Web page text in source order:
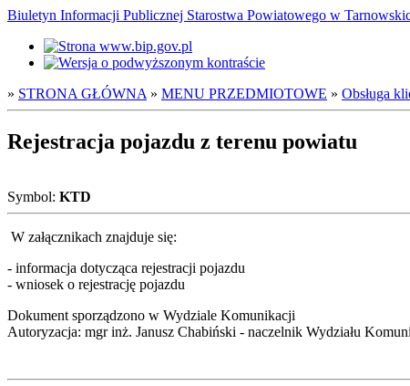
Biuletyn Informacji Publicznej Starostwa Powiatowego w
» STRONA GŁÓWNA » MENU PRZEDMIOTOWE » Obsługa
Rejestracja pojazdu z terenu powiatu
Symbol: KTD
W załącznikach znajduje się:
- informacja dotycząca rejestracji pojazdu
- wniosek o rejestrację pojazdu
Dokument sporządzono w Wydziale Komunikacji
Autoryzacja: mgr inż. Janusz Chabiński - naczelnik Wydziału